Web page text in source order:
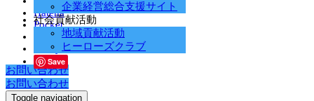
企業経営総合支援サイト
社会貢献活動
地域貢献活動
ヒーローズクラブ
お問い合わせ
お問い合わせ
Toggle navigation
Hatena
Pocket
RSS
feedly
Save